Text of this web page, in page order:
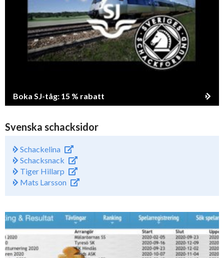
Boka SJ-tåg: 15 % rabatt
Svenska schacksidor
Schackelina
Schacksnack
Tiger Hillarp
Mats Larsson